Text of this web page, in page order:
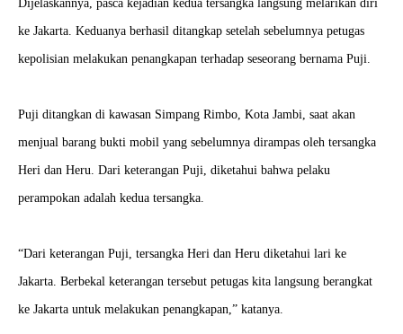
Dijelaskannya, pasca kejadian kedua tersangka langsung melarikan diri
ke Jakarta. Keduanya berhasil ditangkap setelah sebelumnya petugas
kepolisian melakukan penangkapan terhadap seseorang bernama Puji.
Puji ditangkan di kawasan Simpang Rimbo, Kota Jambi, saat akan
menjual barang bukti mobil yang sebelumnya dirampas oleh tersangka
Heri dan Heru. Dari keterangan Puji, diketahui bahwa pelaku
perampokan adalah kedua tersangka.
“Dari keterangan Puji, tersangka Heri dan Heru diketahui lari ke
Jakarta. Berbekal keterangan tersebut petugas kita langsung berangkat
ke Jakarta untuk melakukan penangkapan,” katanya.